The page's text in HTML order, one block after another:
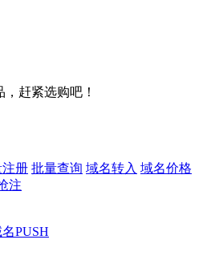
赶紧选购吧！
册 批量查询 域名转入 域名价格
注
PUSH